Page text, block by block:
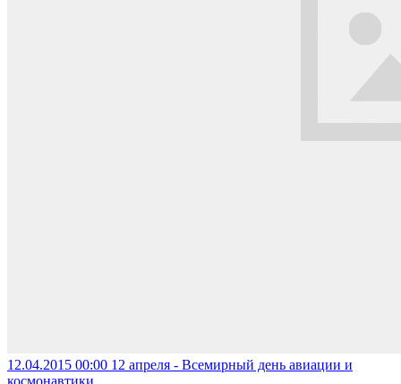
12.04.2015 00:00 12 апреля - Всемирный день авиации и
космонавтики